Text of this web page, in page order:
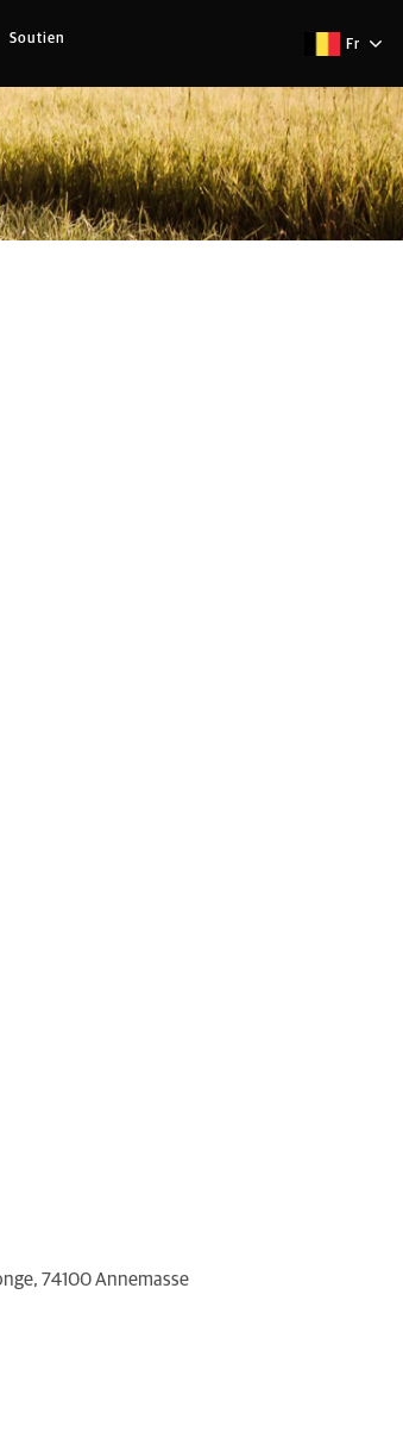
Soutien Fr
74100 Annemasse